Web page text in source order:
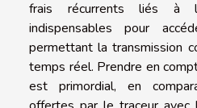
frais récurrents liés à
indispensables pour
permettant la transmission
temps réel. Prendre en
est primordial, en